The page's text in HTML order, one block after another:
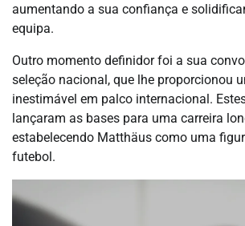
aumentando a sua confiança e
equipa.
Outro momento definidor foi a sua
seleção nacional, que lhe proporcionou
inestimável em palco internacional.
lançaram as bases para uma carreira
estabelecendo Matthäus como uma
futebol.